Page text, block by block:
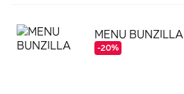
MENU BUNZILLA
-20%